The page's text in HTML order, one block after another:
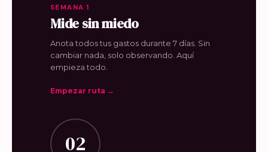
SEMANA 1
Mide sin miedo
Anota todos tus gastos durante 7 días. Sin
cambiar nada, solo observando. Aquí
empieza todo.
Empezar ruta →
02